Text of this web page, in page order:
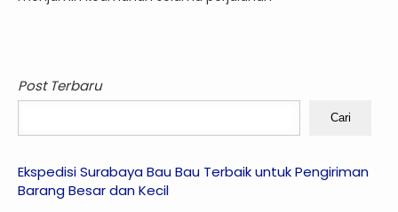
Post Terbaru
Cari
Ekspedisi Surabaya Bau Bau Terbaik untuk Pengiriman
Barang Besar dan Kecil